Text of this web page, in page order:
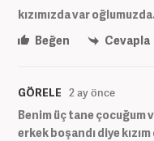
kızımızda var
Beğen
Cevapla
GÖRELE 2 ay önce
Benim üç tane çocuğum
erkek boşandı diye